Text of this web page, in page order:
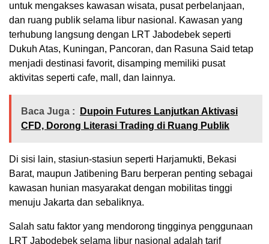
untuk mengakses kawasan wisata, pusat perbelanjaan,
dan ruang publik selama libur nasional. Kawasan yang
terhubung langsung dengan LRT Jabodebek seperti
Dukuh Atas, Kuningan, Pancoran, dan Rasuna Said tetap
menjadi destinasi favorit, disamping memiliki pusat
aktivitas seperti cafe, mall, dan lainnya.
Baca Juga :
Dupoin Futures Lanjutkan Aktivasi
CFD, Dorong Literasi Trading di Ruang Publik
Di sisi lain, stasiun-stasiun seperti Harjamukti, Bekasi
Barat, maupun Jatibening Baru berperan penting sebagai
kawasan hunian masyarakat dengan mobilitas tinggi
menuju Jakarta dan sebaliknya.
Salah satu faktor yang mendorong tingginya penggunaan
LRT Jabodebek selama libur nasional adalah tarif